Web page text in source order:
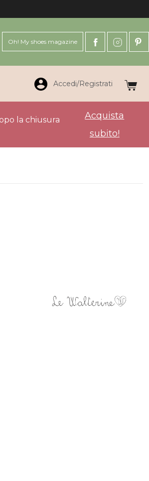
Oh! My shoes magazine
Accedi/Registrati
la chiusura
Acquista
subito!